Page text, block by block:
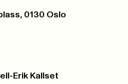
0130 Oslo
Erik Kallset